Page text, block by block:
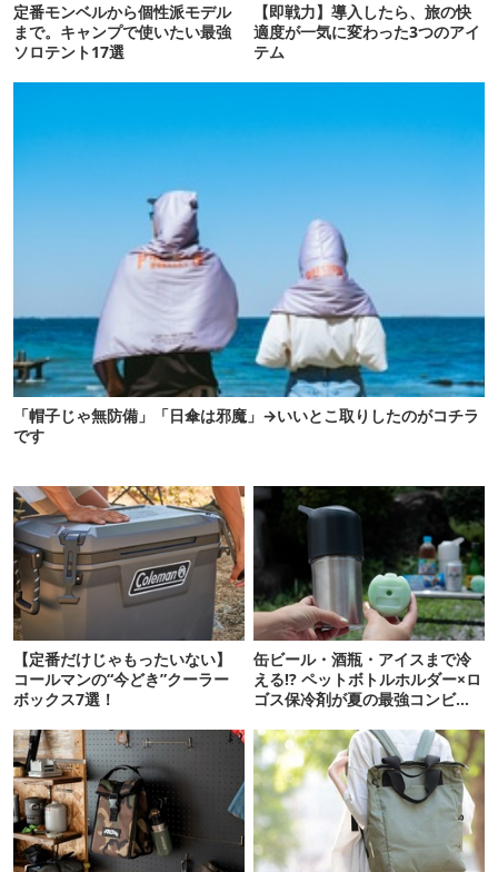
定番モンベルから個性派モデル
まで。キャンプで使いたい最強
ソロテント17選
【即戦力】導入したら、旅の快
適度が一気に変わった3つのアイ
テム
「帽子じゃ無防備」「日傘は邪魔」→いいとこ取りしたのがコチラ
です
【定番だけじゃもったいない】
コールマンの“今どき”クーラー
ボックス7選！
缶ビール・酒瓶・アイスまで冷
える!? ペットボトルホルダー×ロ
ゴス保冷剤が夏の最強コンビだ